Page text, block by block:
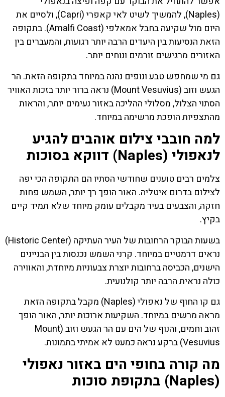
(Naples), להמשיך לשיט לאי קאפרי (Capri), ולסיים את
היום מול שקיעה בחבל אמאלפי (Amalfi Coast). בתקופה
הזאת הנסיעות בין היעדים הרבה יותר רגועות, והמעברים בין
האזורים מרגישים זורמים ונוחים יותר.
גם מי שמחפש טבע ונופים נהנה במיוחד בתקופה הזאת. הר
הגעש וזוב (Mount Vesuvius) נראה ברור יותר בזכות האוויר
הסתוי הצלול, מסלולי ההליכה באזור נעימים יותר, והראות
מהתצפיות הופכת מרשימה במיוחד.
למה חובבי צילום אוהבים להגיע
לנאפולי (Naples) דווקא בסוכות
צלמים רבים טוענים שחודשי הסתיו הם התקופה הכי יפה
לצילום בדרום איטליה. האור הופך רך יותר, השמש פחות
חזקה, והצבעים בעיר מקבלים עומק מיוחד שלא תמיד קיים
בקיץ.
בשעות הבוקר הרחובות של העיר העתיקה (Historic Center)
נראים דרמטיים במיוחד. קרני השמש נכנסות בין הבניינים
הישנים, הכביסה ברחובות יוצרת צבעוניות מיוחדת, והאווירה
כולה נראית הרבה יותר קולנועית.
גם קו החוף של נאפולי (Naples) מקבל בתקופה הזאת
מראה מרשים במיוחד. השקיעות ארוכות יותר, האור הופך
זהוב וחמים, והנוף של הים עם הר הגעש וזוב (Mount
Vesuvius) ברקע נראה כמעט לא אמיתי בתמונות.
מה קורה בחופי הים באזור נאפולי
(Naples) בתקופת סוכות